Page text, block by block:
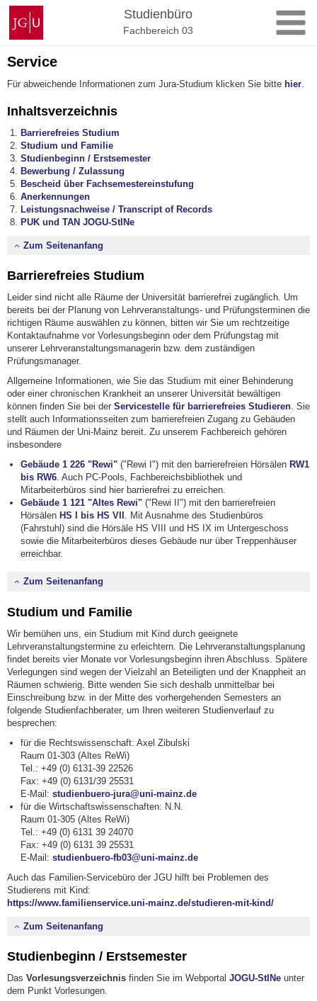
Zum
Inhalt
springen
Johannes
Gutenberg-
Universität
Mainz
Studienbüro
Fachbereich 03
Service
Für abweichende Informationen zum Jura-Studium klicken Sie bitte hier
Inhaltsverzeichnis
Barrierefreies Studium
Studium und Familie
Studienbeginn / Erstsemester
Bewerbung / Zulassung
Bescheid über Fachsemestereinstufung
Anerkennungen
Leistungsnachweise / Transcript of Records
PUK und TAN JOGU-StINe
Zum Seitenanfang
Barrierefreies Studium
Leider sind nicht alle Räume der Universität barrierefrei zugänglich. Um
bereits bei der Planung von Lehrveranstaltungs- und Prüfungsterminen die
richtigen Räume auswählen zu können, bitten wir Sie um rechtzeitige
Kontaktaufnahme vor Vorlesungsbeginn oder dem Prüfungstag mit
unserer Lehrveranstaltungsmanagerin bzw. dem zuständigen
Prüfungsmanager.
Allgemeine Informationen, wie Sie das Studium mit einer Behinderung
oder einer chronischen Krankheit an unserer Universität bewältigen
können finden Sie bei der Servicestelle für barrierefreies Studieren . Sie
stellt auch Informationsseiten zum barrierefreien Zugang zu Gebäuden
und Räumen der Uni-Mainz bereit. Zu unserem Fachbereich gehören
insbesondere
Gebäude 1 226 "Rewi" ("Rewi I") mit den barrierefreien Hörsälen RW1
bis RW6 . Auch PC-Pools, Fachbereichsbibliothek und
Mitarbeiterbüros sind hier barrierefrei zu erreichen.
Gebäude 1 121 "Altes Rewi" ("Rewi II") mit den barrierefreien
Hörsälen HS I bis HS VII
. Mit Ausnahme des Studienbüros
(Fahrstuhl) sind die Hörsäle HS VIII und HS IX im Untergeschoss
sowie die Mitarbeiterbüros dieses Gebäude nur über Treppenhäuser
erreichbar.
Zum Seitenanfang
Studium und Familie
Wir bemühen uns, ein Studium mit Kind durch geeignete
Lehrveranstaltungstermine zu erleichtern. Die Lehrveranstaltungsplanung
findet bereits vier Monate vor Vorlesungsbeginn ihren Abschluss. Spätere
Verlegungen sind wegen der Vielzahl an Beteiligten und der Knappheit an
Räumen schwierig. Bitte wenden Sie sich deshalb unmittelbar bei
Einschreibung bzw. in der Mitte des vorhergehenden Semesters an
folgende Studienfachberater, um Ihren weiteren Studienverlauf zu
besprechen:
für die Rechtswissenschaft: Axel Zibulski
Raum 01-303 (Altes ReWi)
Tel.: +49 (0) 6131-39 22526
Fax: +49 (0) 6131/39 25531
E-Mail:studienbuero-jura@uni-mainz.de
für die Wirtschaftswissenschaften: N.N.
Raum 01-305 (Altes ReWi)
Tel.: +49 (0) 6131 39 24070
Fax: +49 (0) 6131 39 25531
E-Mail:studienbuero-fb03@uni-mainz.de
Auch das Familien-Servicebüro der JGU hilft bei Problemen des
Studierens mit Kind:
https://www.familienservice.uni-mainz.de/studieren-mit-kind/
Zum Seitenanfang
Studienbeginn / Erstsemester
Das Vorlesungsverzeichnis finden Sie im Webportal JOGU-StINe unter
dem Punkt Vorlesungen.